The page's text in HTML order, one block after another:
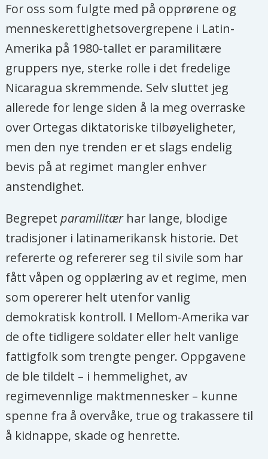
inngikk allianser med kirken og
næringslivet. Har vært under
Ortega og kona Rosario Murillo har
vært viktige for å bygge opp
sandinistiske masseorganisasjoner.
Noen av disse har gradvis har utviklet
seg i en negativ og totalitær retning,
som redskaper for overvåking og
trakassering av meningsmotstandere.
For oss som fulgte med på opprørene og
menneskerettighetsovergrepene i Latin-
Amerika på 1980-tallet er paramilitære
gruppers nye, sterke rolle i det fredelige
Nicaragua skremmende. Selv sluttet jeg
allerede for lenge siden å la meg overraske
over Ortegas diktatoriske tilbøyeligheter,
men den nye trenden er et slags endelig
bevis på at regimet mangler enhver
anstendighet.
Begrepetparamilitærhar lange, blodige
tradisjoner i latinamerikansk historie. Det
refererte og refererer seg til sivile som har
fått våpen og opplæring av et regime, men
som opererer helt utenfor vanlig
demokratisk kontroll. I Mellom-Amerika var
de ofte tidligere soldater eller helt vanlige
fattigfolk som trengte penger. Oppgavene
de ble tildelt – i hemmelighet, av
regimevennlige maktmennesker – kunne
spenne fra å overvåke, true og trakassere til
å kidnappe, skade og henrette.